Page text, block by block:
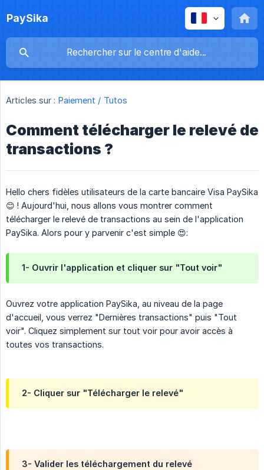
PaySika
Articles sur : Paiement / Tutos
Comment télécharger le relevé de
transactions ?
Hello chers fidèles utilisateurs de la carte bancaire Visa PaySika
😊 ! Aujourd'hui, nous allons vous montrer comment
télécharger le relevé de transactions au sein de l'application
PaySika. Alors pour y parvenir c'est simple 😍:
1- Ouvrir l'application et cliquer sur "Tout voir"
Ouvrez votre application PaySika, au niveau de la page
d'accueil, vous verrez "Dernières transactions" puis "Tout
voir". Cliquez simplement sur tout voir pour avoir accès à
toutes vos transactions.
2- Cliquer sur "Télécharger le relevé"
3- Valider les téléchargement du relevé